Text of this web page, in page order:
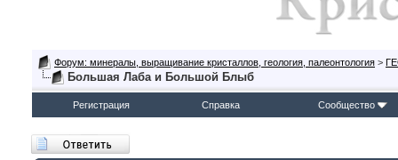
Форум: минералы, выращивание кристаллов, геология, палеонтология >
Большая Лаба и Большой Блыб
Регистрация Справка Сообщество